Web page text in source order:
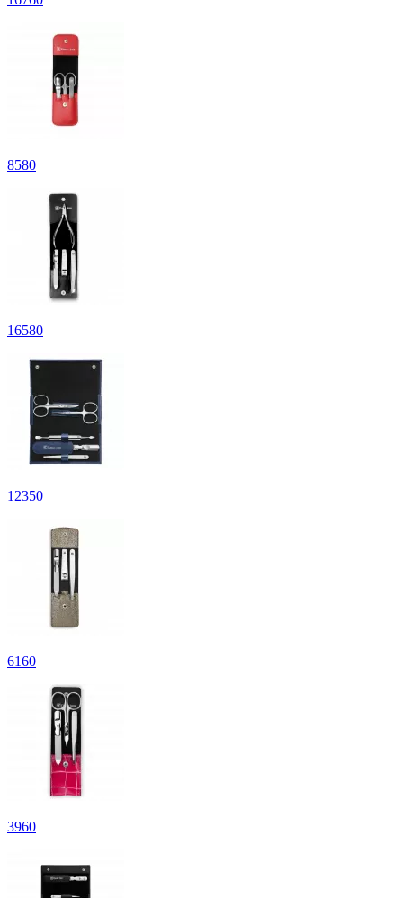
8580
16580
12350
6160
3960